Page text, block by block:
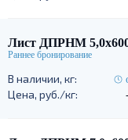
Лист ДПРНМ